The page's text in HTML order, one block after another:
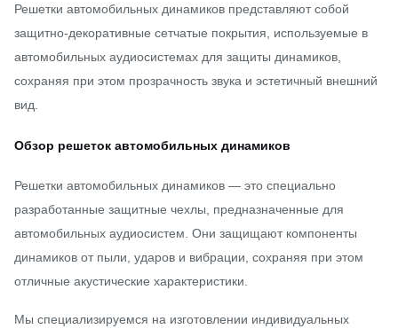
Решетки автомобильных динамиков представляют собой
защитно-декоративные сетчатые покрытия, используемые в
автомобильных аудиосистемах для защиты динамиков,
сохраняя при этом прозрачность звука и эстетичный внешний
вид.
Обзор решеток автомобильных динамиков
Решетки автомобильных динамиков — это специально
разработанные защитные чехлы, предназначенные для
автомобильных аудиосистем. Они защищают компоненты
динамиков от пыли, ударов и вибрации, сохраняя при этом
отличные акустические характеристики.
Мы специализируемся на изготовлении индивидуальных